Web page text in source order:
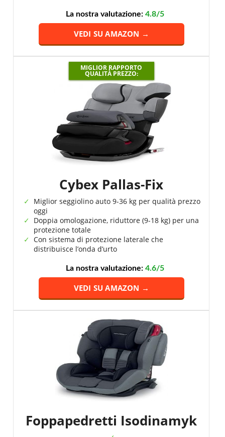
La nostra valutazione: 4.8/5
VEDI SU AMAZON →
MIGLIOR RAPPORTO
QUALITÀ PREZZO:
Cybex Pallas-Fix
Miglior seggiolino auto 9-36 kg per qualità prezzo
oggi
Doppia omologazione, riduttore (9-18 kg) per una
protezione totale
Con sistema di protezione laterale che
distribuisce l’onda d’urto
La nostra valutazione: 4.6/5
VEDI SU AMAZON →
Foppapedretti Isodinamyk